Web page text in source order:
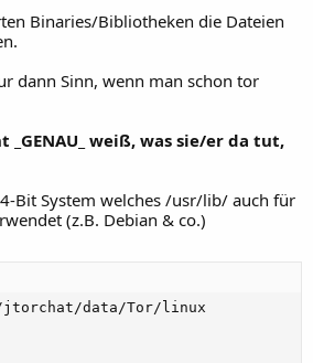
Binaries/Bibliotheken die Dateien
dann Sinn, wenn man schon tor
_GENAU_ weiß, was sie/er da tut,
Bit System welches /usr/lib/ auch für
(z.B. Debian & co.)
jtorchat/data/Tor/linux